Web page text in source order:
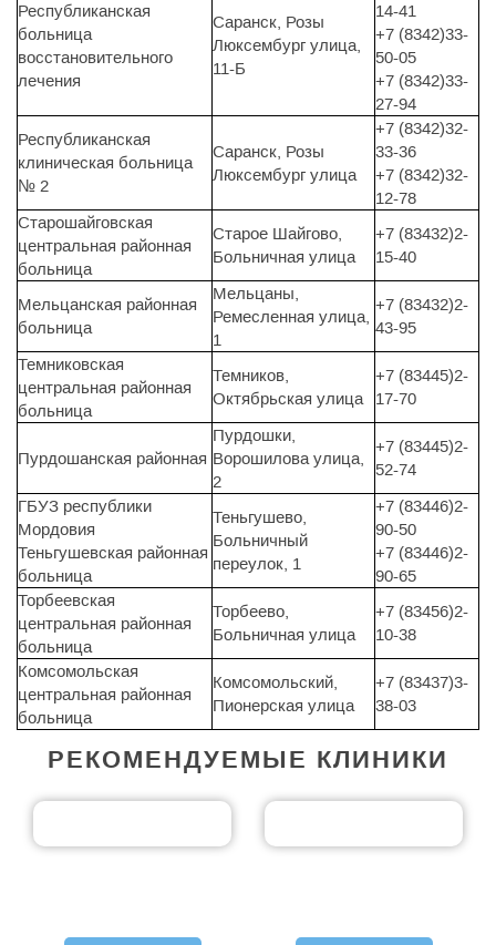
Республиканская
больница
восстановительного
лечения
Саранск, Розы
Люксембург улица,
11-Б
14-41
+7 (8342)33-
50-05
+7 (8342)33-
27-94
Республиканская
клиническая больница
№ 2
Саранск, Розы
Люксембург улица
+7 (8342)32-
33-36
+7 (8342)32-
12-78
Старошайговская
центральная районная
больница
Старое Шайгово,
Больничная улица
+7 (83432)2-
15-40
Мельцанская районная
больница
Мельцаны,
Ремесленная улица,
1
+7 (83432)2-
43-95
Темниковская
центральная районная
больница
Темников,
Октябрьская улица
+7 (83445)2-
17-70
Пурдошанская районная
Пурдошки,
Ворошилова улица,
2
+7 (83445)2-
52-74
ГБУЗ республики
Мордовия
Теньгушевская районная
больница
Теньгушево,
Больничный
переулок, 1
+7 (83446)2-
90-50
+7 (83446)2-
90-65
Торбеевская
центральная районная
больница
Торбеево,
Больничная улица
+7 (83456)2-
10-38
Комсомольская
центральная районная
больница
Комсомольский,
Пионерская улица
+7 (83437)3-
38-03
РЕКОМЕНДУЕМЫЕ КЛИНИКИ